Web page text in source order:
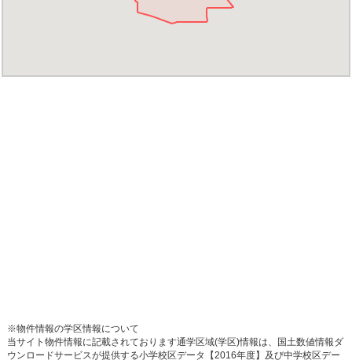
※物件情報の学区情報について
当サイト物件情報に記載されております通学区域(学区)情報は、国土数値情報ダ
ウンロードサービスが提供する小学校区データ【2016年度】及び中学校区デー